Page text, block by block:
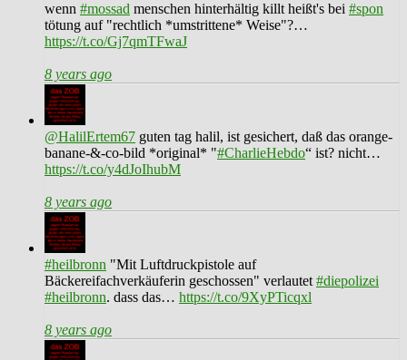
wenn #mossad menschen hinterhältig killt heißt's bei #spon
tötung auf "rechtlich *umstrittene* Weise"?…
https://t.co/Gj7qmTFwaJ
8 years ago
@HalilErtem67 guten tag halil, ist gesichert, daß das orange-
banane-&-co-bild *original* "#CharlieHebdo“ ist? nicht…
https://t.co/y4dJoIhubM
8 years ago
#heilbronn "Mit Luftdruckpistole auf
Bäckereifachverkäuferin geschossen" verlautet #diepolizei
#heilbronn. dass das… https://t.co/9XyPTicqxl
8 years ago